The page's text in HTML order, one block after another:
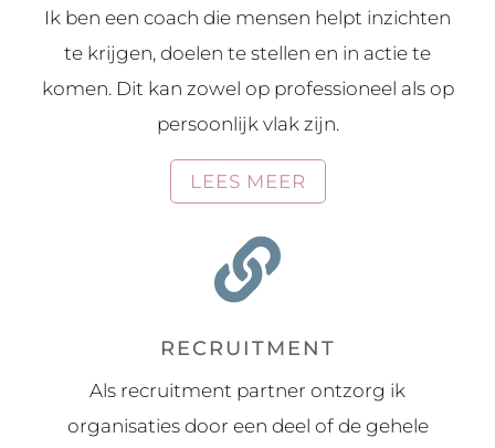
Ik ben een coach die mensen helpt inzichten
te krijgen, doelen te stellen en in actie te
komen. Dit kan zowel op professioneel als op
persoonlijk vlak zijn.
LEES MEER

RECRUITMENT
Als recruitment partner ontzorg ik
organisaties door een deel of de gehele